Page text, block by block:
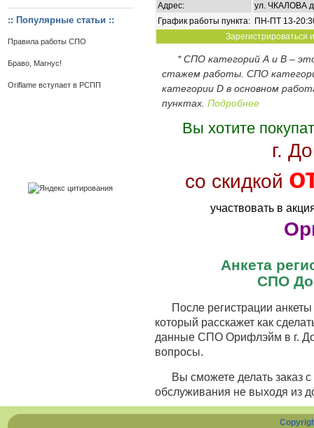
:: Популярные статьи ::
Правила работы СПО
Браво, Магнус!
Oriflame вступает в РСПП
Адрес:
ул. ЧКАЛОВА
График работы пункта: ПН-ПТ 13-
Зарегистрироваться
* СПО категорий А и В –
стажем работы. СПО
категории D в основном
пунктах. Подробнее
Вы хотите
г.
со скидкой
участвовать в
Анкета
СПО
После регистрации
который расскажет как
данные СПО Орифлэйм в г.
вопросы.
Вы сможете делать заказ
обслуживания не выходя из